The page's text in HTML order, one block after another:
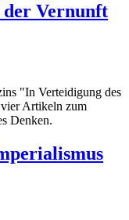
der Vernunft
"In Verteidigung des
Artikeln zum
Denken.